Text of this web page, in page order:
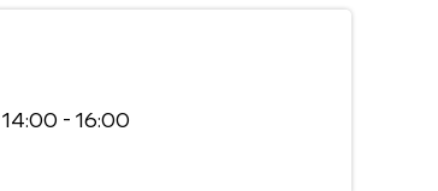
14:00 - 16:00